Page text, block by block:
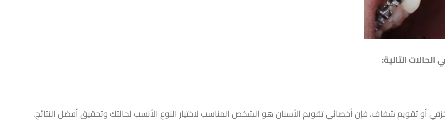
التالية:
أو تقويم شفاف، فإن أخصائي تقويم الأسنان هو الشخص المناسب لاختيار النوع الأنسب لحالتك وتحقيق أفضل النتائج.